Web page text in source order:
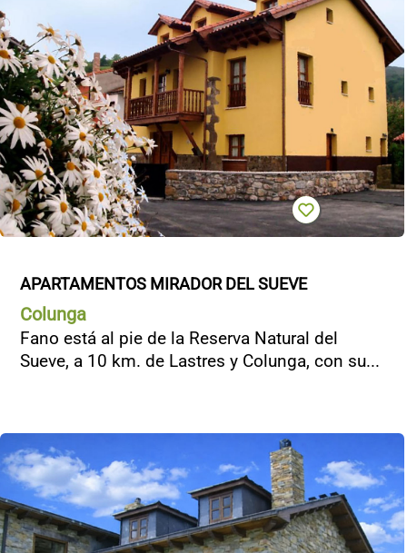
APARTAMENTOS MIRADOR DEL SUEVE
Colunga
Fano está al pie de la Reserva Natural del
Sueve, a 10 km. de Lastres y Colunga, con su...